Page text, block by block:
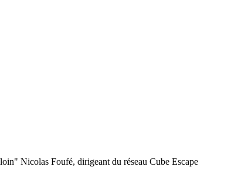
Nicolas Foufé, dirigeant du réseau Cube Escape